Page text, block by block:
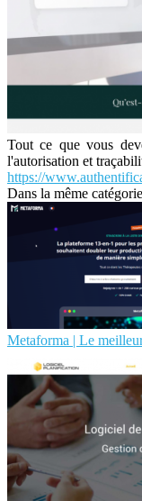
Tout ce que vous
l'autorisation et
https://
Dans la même catégorie
Metaforma | Le